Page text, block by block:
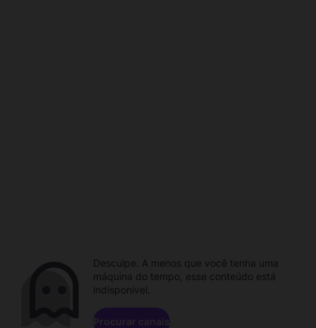
Desculpe. A menos que você tenha uma
máquina do tempo, esse conteúdo está
indisponível.
Procurar canais